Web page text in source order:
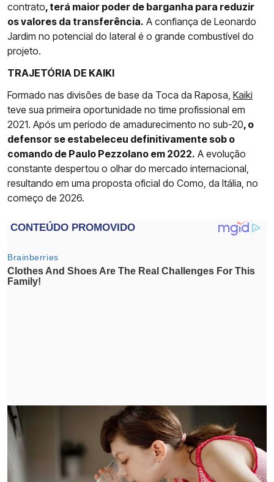
contrato, terá maior poder de barganha para reduzir
os valores da transferência. A confiança de Leonardo
Jardim no potencial do lateral é o grande combustível do
projeto.
TRAJETÓRIA DE KAIKI
Formado nas divisões de base da Toca da Raposa, Kaiki
teve sua primeira oportunidade no time profissional em
2021. Após um período de amadurecimento no sub-20, o
defensor se estabeleceu definitivamente sob o
comando de Paulo Pezzolano em 2022. A evolução
constante despertou o olhar do mercado internacional,
resultando em uma proposta oficial do Como, da Itália, no
começo de 2026.